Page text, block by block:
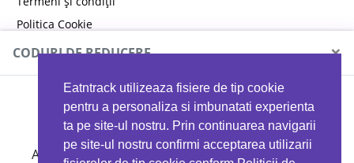
Eatntrack utilizeaza fisiere de tip cookie
pentru a personaliza si imbunatati experienta
ta pe site-ul nostru. Prin continuarea navigarii
pe site-ul nostru confirmi acceptarea utilizarii
Politica Cookie
Politica de confidențialitate
CODURI DE REDUCERE ×
MYPROTEIN
Ai 40%reducere la orice comandă folosind codul